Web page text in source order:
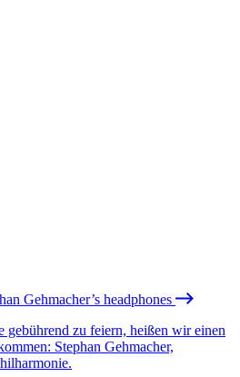
Gehmacher’s headphones
gebührend zu feiern, heißen wir einen
Stephan Gehmacher,